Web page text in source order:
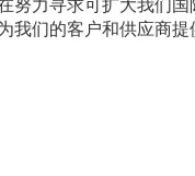
们的客户和供应商提